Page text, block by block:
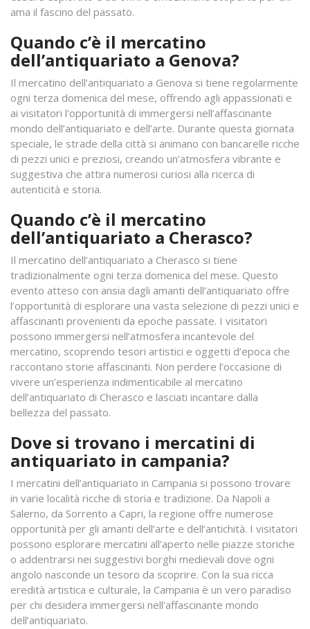
ama il fascino del passato.
Quando c’è il mercatino
dell’antiquariato a Genova?
Il mercatino dell’antiquariato a Genova si tiene regolarmente
ogni terza domenica del mese, offrendo agli appassionati e
ai visitatori l’opportunità di immergersi nell’affascinante
mondo dell’antiquariato e dell’arte. Durante questa giornata
speciale, le strade della città si animano con bancarelle ricche
di pezzi unici e preziosi, creando un’atmosfera vibrante e
suggestiva che attira numerosi curiosi alla ricerca di
autenticità e storia.
Quando c’è il mercatino
dell’antiquariato a Cherasco?
Il mercatino dell’antiquariato a Cherasco si tiene
tradizionalmente ogni terza domenica del mese. Questo
evento atteso con ansia dagli amanti dell’antiquariato offre
l’opportunità di esplorare una vasta selezione di pezzi unici e
affascinanti provenienti da epoche passate. I visitatori
possono immergersi nell’atmosfera incantevole del
mercatino, scoprendo tesori artistici e oggetti d’epoca che
raccontano storie affascinanti. Non perdere l’occasione di
vivere un’esperienza indimenticabile al mercatino
dell’antiquariato di Cherasco e lasciati incantare dalla
bellezza del passato.
Dove si trovano i mercatini di
antiquariato in campania?
I mercatini dell’antiquariato in Campania si possono trovare
in varie località ricche di storia e tradizione. Da Napoli a
Salerno, da Sorrento a Capri, la regione offre numerose
opportunità per gli amanti dell’arte e dell’antichità. I visitatori
possono esplorare mercatini all’aperto nelle piazze storiche
o addentrarsi nei suggestivi borghi medievali dove ogni
angolo nasconde un tesoro da scoprire. Con la sua ricca
eredità artistica e culturale, la Campania è un vero paradiso
per chi desidera immergersi nell’affascinante mondo
dell’antiquariato.